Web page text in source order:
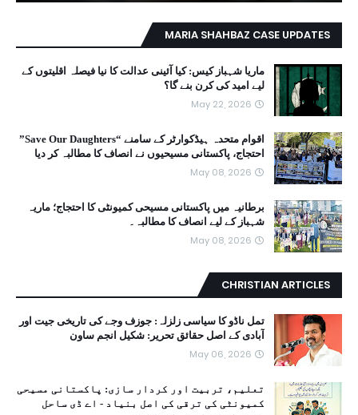
MARIA SHAHBAZ CASE UPDATES
ماریا شہباز کیس: کیا آئینی عدالت کا نیا فیصلہ اقلیتوں کے
لیے امید کی کرن بنے گا؟
May 22, 2026
اقوام متحدہ ہیڈکوارٹر کے سامنے “Save Our Daughters”
احتجاج، پاکستانی مسیحیوں نے انصاف کا مطالبہ کر دیا
May 08, 2026
برطانیہ میں پاکستانی مسیحی کمیونٹی کا احتجاج؛ ماریہ
شہباز کے لیے انصاف کا مطالبہ۔
May 08, 2026
CHRISTIAN ARTICLES
تمل ناڈو کا سیاسی زلزلہ: جوزف وجے کی تاریخی جیت اور
آبادی کے اصل حقائق تحریر: شکیل انجم ساون
May 06, 2026
تعلیم، تربیت اور کردار سازی: پاکستانی مسیحی
کمیونٹی کی ترقی کی اصل بنیاد - اے ڈی ساحل